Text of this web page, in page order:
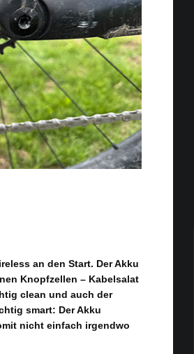
an den Start. Der Akku
Knopfzellen – Kabelsalat
clean und auch der
smart: Der Akku
nicht einfach irgendwo